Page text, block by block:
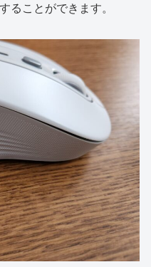
ることができます。